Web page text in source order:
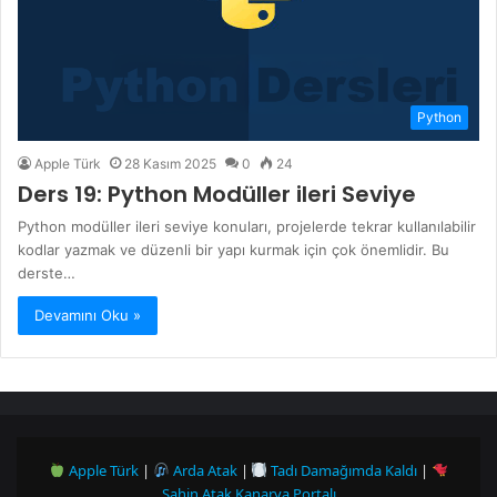
Python
Apple Türk 28 Kasım 2025 0 24
Ders 19: Python Modüller ileri Seviye
Python modüller ileri seviye konuları, projelerde tekrar kullanılabilir
kodlar yazmak ve düzenli bir yapı kurmak için çok önemlidir. Bu
derste…
Devamını Oku »
Apple Türk| Arda Atak| Tadı Damağımda Kaldı |